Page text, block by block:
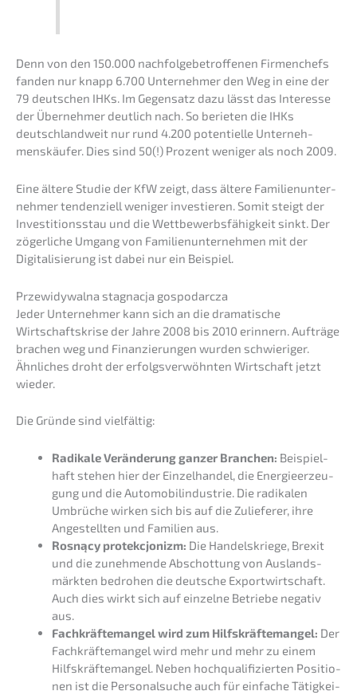
Denn von den 150.000 nachfol­ge­be­trof­fe­nen Firmen­chefs
fanden nur knapp 6.700 Unter­neh­mer den Weg in eine der
79 deutschen IHKs. Im Gegen­satz dazu lässt das Inter­es­se
der Überneh­mer deutlich nach. So berie­ten die IHKs
deutsch­land­weit nur rund 4.200 poten­ti­el­le Unter­neh­
mens­käu­fer. Dies sind 50(!) Prozent weniger als noch 2009.
Eine ältere Studie der KfW zeigt, dass ältere Famili­en­un­ter­
neh­mer tenden­zi­ell weniger inves­tie­ren. Somit steigt der
Inves­ti­ti­ons­stau und die Wettbe­werbs­fä­hig­keit sinkt. Der
zöger­li­che Umgang von Famili­en­un­ter­neh­men mit der
Digita­li­sie­rung ist dabei nur ein Beispiel.
Przew­i­dy­wal­na stagnac­ja gospodarcza
Jeder Unter­neh­mer kann sich an die drama­ti­sche
Wirtschafts­kri­se der Jahre 2008 bis 2010 erinnern. Aufträ­ge
brachen weg und Finan­zie­run­gen wurden schwie­ri­ger.
Ähnli­ches droht der erfolgs­ver­wöhn­ten Wirtschaft jetzt
wieder.
Die Gründe sind vielfältig:
Radika­le Verän­de­rung ganzer Branchen: Beispiel­
haft stehen hier der Einzel­han­del, die Energie­er­zeu­
gung und die Automo­bil­in­dus­trie. Die radika­len
Umbrü­che wirken sich bis auf die Zulie­fe­rer, ihre
Angestell­ten und Famili­en aus.
Rosną­cy protek­c­jo­nizm: Die Handels­krie­ge, Brexit
und die zuneh­men­de Abschot­tung von Auslands­
märk­ten bedro­hen die deutsche Export­wirt­schaft.
Auch dies wirkt sich auf einzel­ne Betrie­be negativ
aus.
Fachkräf­te­man­gel wird zum Hilfs­kräf­te­man­gel: Der
Fachkräf­te­man­gel wird mehr und mehr zu einem
Hilfs­kräf­te­man­gel. Neben hochqua­li­fi­zier­ten Positio­
nen ist die Perso­nal­su­che auch für einfa­che Tätig­kei­